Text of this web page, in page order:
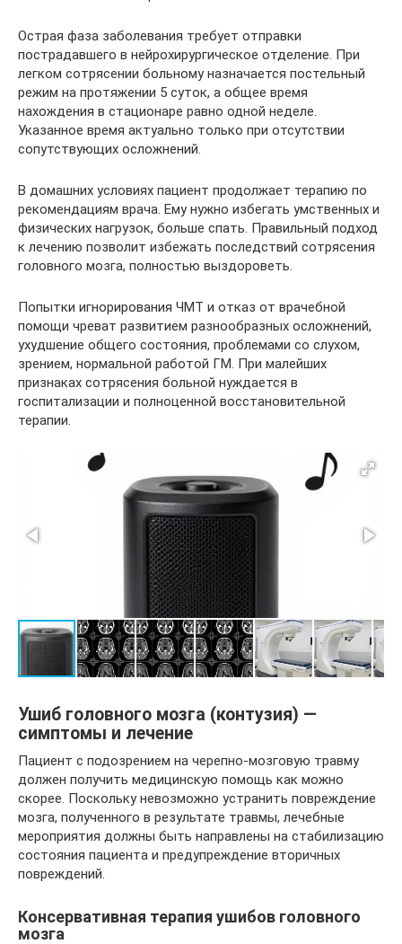
Острая фаза заболевания требует отправки
пострадавшего в нейрохирургическое отделение. При
легком сотрясении больному назначается постельный
режим на протяжении 5 суток, а общее время
нахождения в стационаре равно одной неделе.
Указанное время актуально только при отсутствии
сопутствующих осложнений.
В домашних условиях пациент продолжает терапию по
рекомендациям врача. Ему нужно избегать умственных и
физических нагрузок, больше спать. Правильный подход
к лечению позволит избежать последствий сотрясения
головного мозга, полностью выздороветь.
Попытки игнорирования ЧМТ и отказ от врачебной
помощи чреват развитием разнообразных осложнений,
ухудшение общего состояния, проблемами со слухом,
зрением, нормальной работой ГМ. При малейших
признаках сотрясения больной нуждается в
госпитализации и полноценной восстановительной
терапии.
Ушиб головного мозга (контузия) —
симптомы и лечение
Пациент с подозрением на черепно-мозговую травму
должен получить медицинскую помощь как можно
скорее. Поскольку невозможно устранить повреждение
мозга, полученного в результате травмы, лечебные
мероприятия должны быть направлены на стабилизацию
состояния пациента и предупреждение вторичных
повреждений.
Консервативная терапия ушибов головного
мозга